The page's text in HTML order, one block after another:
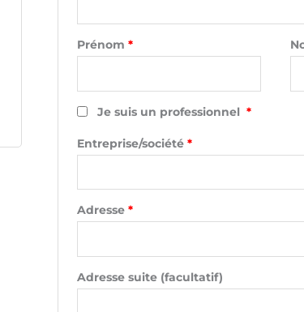
Prénom*
Je suis un professionnel*
Entreprise/société*
Adresse*
Adresse suite (facultatif)